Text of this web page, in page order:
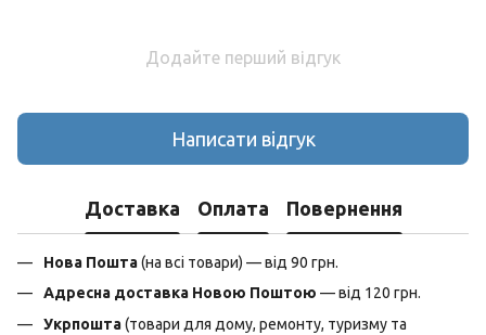
Додайте перший відгук
Написати відгук
Доставка Оплата Повернення
Нова Пошта(на всі товари) — від 90 грн.
Адресна доставка Новою Поштою — від 120 грн.
Укрпошта(товари для дому, ремонту, туризму та